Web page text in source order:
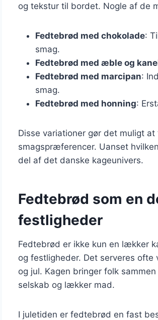
og tekstur til bordet. Nogle af de
Fedtebrød med chokolade:
smag.
Fedtebrød med æble og
Fedtebrød med marcipan:
smag.
Fedtebrød med honning:
Disse variationer gør det muligt
smagspræferencer. Uanset
del af det danske kageunivers.
Fedtebrød som en
festligheder
Fedtebrød er ikke kun en lækker
og festligheder. Det serveres
og jul. Kagen bringer folk
selskab og lækker mad.
I juletiden er fedtebrød en fast